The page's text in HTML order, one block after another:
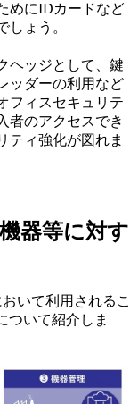
めにIDカードなど
しょう。
ヘッジとして、鍵
ッダーの利用など
フィスセキュリテ
者のアクセスでき
ティ強化が図れま
器等に対す
いて利用されるこ
ついて紹介しま